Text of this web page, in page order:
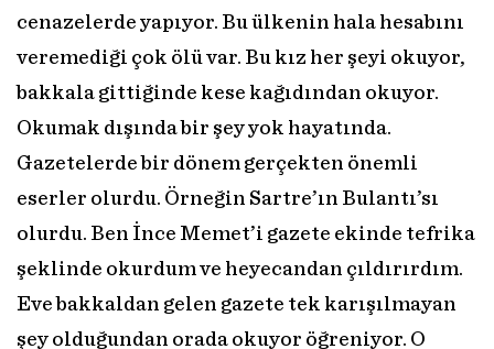
cenazelerde yapıyor. Bu ülkenin hala hesabını
veremediği çok ölü var. Bu kız her şeyi okuyor,
bakkala gittiğinde kese kağıdından okuyor.
Okumak dışında bir şey yok hayatında.
Gazetelerde bir dönem gerçekten önemli
eserler olurdu. Örneğin Sartre’ın Bulantı’sı
olurdu. Ben İnce Memet’i gazete ekinde tefrika
şeklinde okurdum ve heyecandan çıldırırdım.
Eve bakkaldan gelen gazete tek karışılmayan
şey olduğundan orada okuyor öğreniyor. O